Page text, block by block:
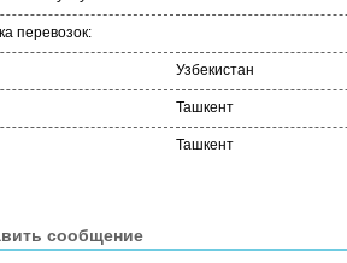
перевозок:
Узбекистан
Ташкент
Ташкент
сообщение